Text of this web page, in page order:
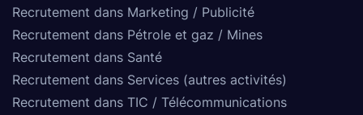
Recrutement dans Marketing / Publicité
Recrutement dans Pétrole et gaz / Mines
Recrutement dans Santé
Recrutement dans Services (autres activités)
Recrutement dans TIC / Télécommunications